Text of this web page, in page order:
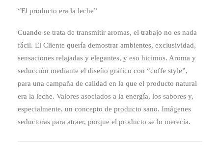
“El producto era la leche”
Cuando se trata de transmitir aromas, el trabajo no es nada
fácil. El Cliente quería demostrar ambientes, exclusividad,
sensaciones relajadas y elegantes, y eso hicimos. Aroma y
seducción mediante el diseño gráfico con “coffe style”,
para una campaña de calidad en la que el producto natural
era la leche. Valores asociados a la energía, los sabores y,
especialmente, un concepto de producto sano. Imágenes
seductoras para atraer, porque el producto se lo merecía.